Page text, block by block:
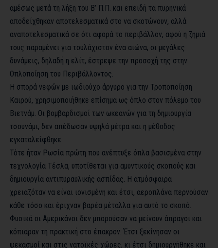
αμέσως μετά τη λήξη του Β’ Π.Π. και επειδή τα πυρηνικά
αποδείχθηκαν αποτελεσματικά στο να σκοτώνουν, αλλά
αναποτελεσματικά σε ότι αφορά το περιβάλλον, αφού η ζημιά
τους παραμένει για τουλάχιστον ένα αιώνα, οι μεγάλες
δυνάμεις, δηλαδή η ελίτ, έστρεψε την προσοχή της στην
Οπλοποίηση του Περιβάλλοντος.
Η σπορά νεφών με ιωδιούχο άργυρο για την Τροποποίηση
Καιρού, χρησιμοποιήθηκε επίσημα ως όπλο στον πόλεμο του
Βιετνάμ. Οι βομβαρδισμοί των ωκεανών για τη δημιουργία
τσουνάμι, δεν απέδωσαν υψηλά μέτρα και η μέθοδος
εγκαταλείφθηκε.
Τότε ήταν Ρωσία πρώτη που ανέπτυξε όπλα βασισμένα στην
τεχνολογία Τέσλα, υποτίθεται για αμυντικούς σκοπούς και
δημιουργία αντιπυραυλικής ασπίδας. Η ατμόσφαιρα
χρειαζόταν να είναι ιονισμένη και έτσι, αεροπλάνα περνούσαν
κάθε τόσο και έριχναν βαρέα μέταλλα για αυτό το σκοπό.
Φυσικά οι Αμερικάνοι δεν μπορούσαν να μείνουν άπραγοι και
κόπιαραν τη πρακτική στο έπακρον. Έτσι ξεκίνησαν οι
ψεκασμοί και στις νατοϊκές χώρες, κι έτσι δημιουργήθηκε και